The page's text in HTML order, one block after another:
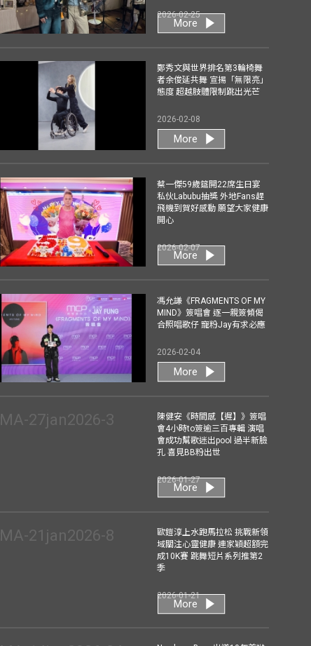
2026-02-25
More
鄭秀文與世界排名第3輪椅舞
者余俊延共舞 宣揚「無限亮」
態度 超越肢體限制跳出光芒
2026-02-08
More
蔡一傑59歲筵開22席生日宴
私伙Labubu抽獎 外地Fans趕
飛機到賀好感動 願望大家健康
開心
2026-02-07
More
馮允謙《FRAGMENTS OF MY
MIND》簽唱會 逐一親簽傾偈
合照唱歌仔 寵粉Jay有求必應
2026-02-04
More
陳健安《時間感【遲】》簽唱
會4小時to簽逾三百專輯 演唱
會成功幫歌迷出pool 過半新臉
孔 喜見BB粉出世
2026-01-27
More
歐鎧淳上水跑馬拉松 挑戰新領
域關注心靈健康 連家穎超額完
成10K賽 跳舞短片系列推第2
季
2026-01-21
More